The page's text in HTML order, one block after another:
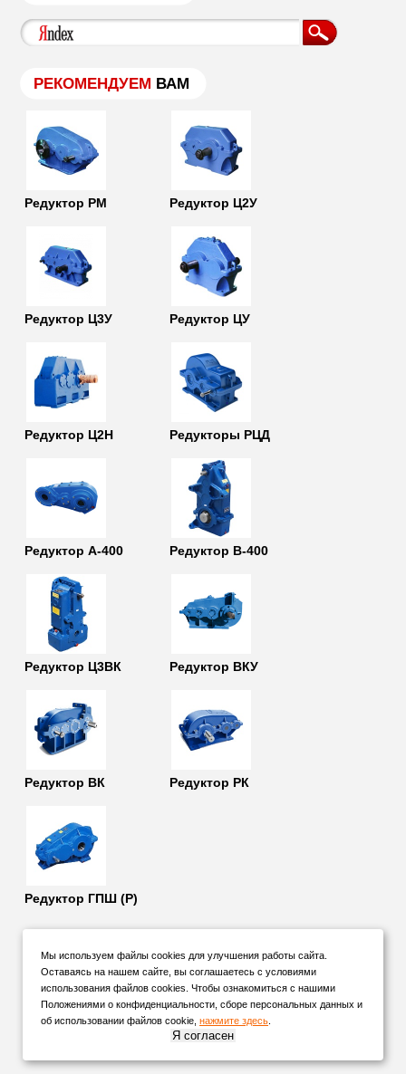
РЕКОМЕНДУЕМ ВАМ
Редуктор РМ Редуктор Ц2У
Редуктор Ц3У Редуктор ЦУ
Редуктор Ц2Н Редукторы РЦД
Редуктор А-400 Редуктор В-400
Редуктор Ц3ВК Редуктор ВКУ
Редуктор ВК Редуктор РК
Редуктор ГПШ (Р)
Мы используем файлы cookies для улучшения работы сайта.
Оставаясь на нашем сайте, вы соглашаетесь с условиями
использования файлов cookies. Чтобы ознакомиться с нашими
Положениями о конфиденциальности, сборе персональных данных и
об использовании файлов cookie, нажмите здесь.
Я согласен